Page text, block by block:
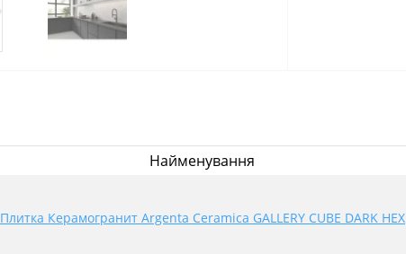
Найменування
Плитка Керамогранит Argenta Ceramica GALLERY CUBE DARK HEX